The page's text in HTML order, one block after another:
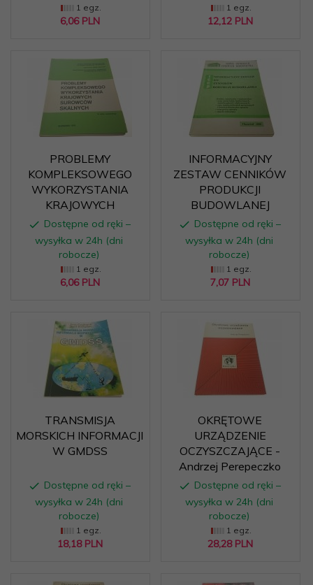
1 egz.
6,06 PLN
1 egz.
12,12 PLN
PROBLEMY
KOMPLEKSOWEGO
WYKORZYSTANIA
KRAJOWYCH
Dostępne od ręki –
wysyłka w 24h (dni
robocze)
1 egz.
6,06 PLN
INFORMACYJNY
ZESTAW CENNIKÓW
PRODUKCJI
BUDOWLANEJ
Dostępne od ręki –
wysyłka w 24h (dni
robocze)
1 egz.
7,07 PLN
TRANSMISJA
MORSKICH INFORMACJI
W GMDSS
Dostępne od ręki –
wysyłka w 24h (dni
robocze)
1 egz.
18,18 PLN
OKRĘTOWE
URZĄDZENIE
OCZYSZCZAJĄCE -
Andrzej Perepeczko
Dostępne od ręki –
wysyłka w 24h (dni
robocze)
1 egz.
28,28 PLN